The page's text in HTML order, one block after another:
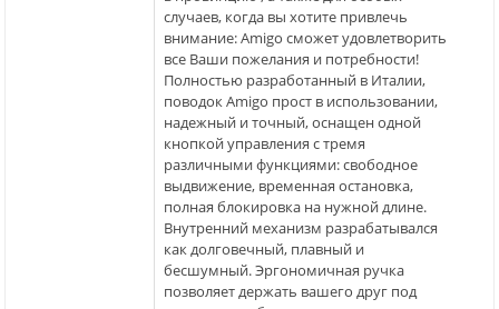
случаев, когда вы хотите привлечь
внимание: Amigo сможет удовлетворить
все Ваши пожелания и потребности!
Полностью разработанный в Италии,
поводок Amigo прост в использовании,
надежный и точный, оснащен одной
кнопкой управления с тремя
различными функциями: свободное
выдвижение, временная остановка,
полная блокировка на нужной длине.
Внутренний механизм разрабатывался
как долговечный, плавный и
бесшумный. Эргономичная ручка
позволяет держать вашего друг под